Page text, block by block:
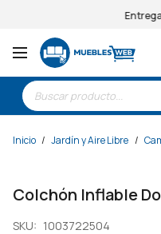
Búsqueda
de
productos
Inicio / Jardín y Aire Libre /
Colchón Inflable
SKU: 1003722504